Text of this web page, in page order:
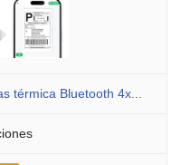
térmica Bluetooth 4x...